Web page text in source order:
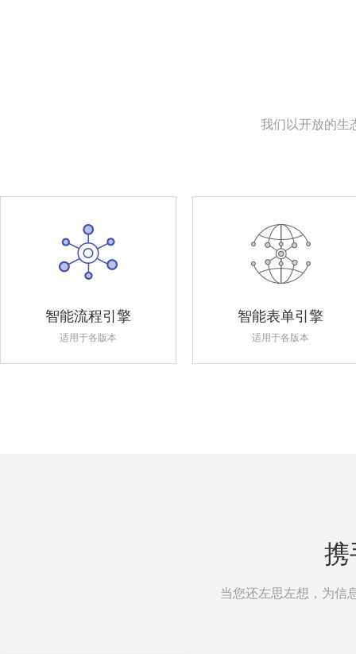
我们以开放的生
智能流程引擎
适用于各版本
智能表单引擎
适用于各版本
携
当您还左思左想，为信